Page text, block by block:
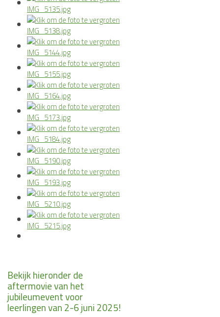
Bekijk hieronder de
aftermovie van het
jubileumevent voor
leerlingen van 2-6 juni 2025!